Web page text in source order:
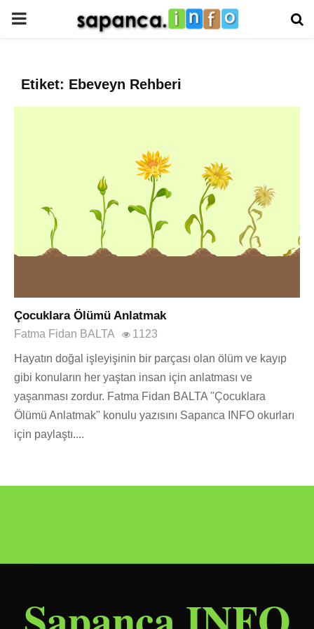
PRIMARY
Etiket: Ebeveyn Rehberi
Çocuklara Ölümü Anlatmak
Fatma Fidan BALTA 1123
Hayatın doğal işleyişinin bir parçası olan ölüm ve kayıp
gibi konuların her yaştan insan için anlatması ve
yaşanması zordur. Fatma Fidan BALTA "Çocuklara
Ölümü Anlatmak" konulu yazısını Sapanca INFO okurları
için paylaştı....